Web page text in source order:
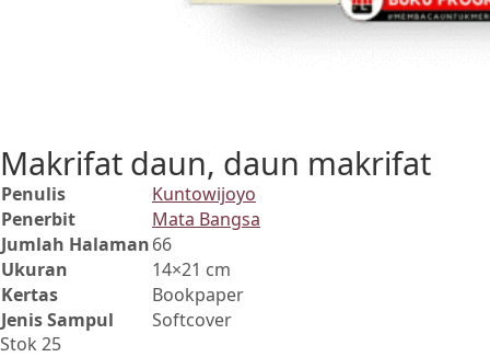
Makrifat daun, daun makrifat
Penulis
Kuntowijoyo
Penerbit
Mata Bangsa
Jumlah Halaman66
Ukuran
14×21 cm
Kertas
Bookpaper
Jenis Sampul
Softcover
Stok 25